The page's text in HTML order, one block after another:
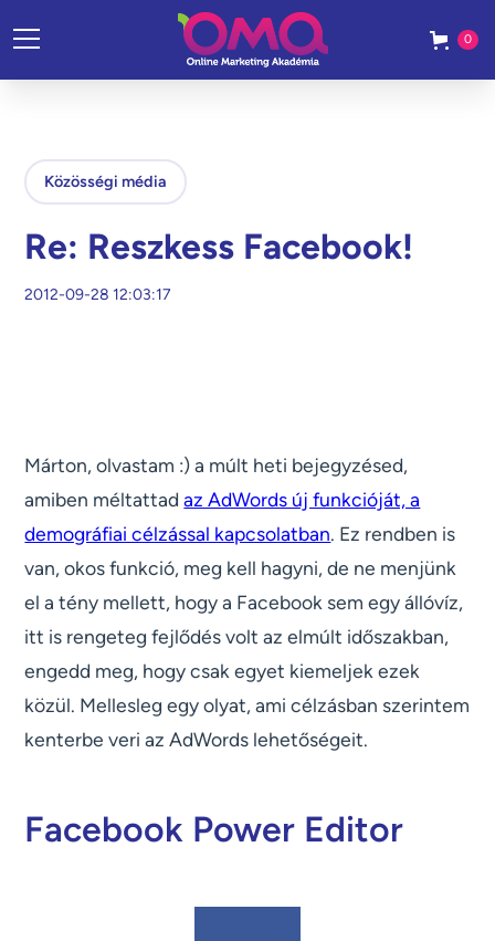
0
Közösségi média
Re: Reszkess Facebook!
2012-09-28 12:03:17
Márton, olvastam :) a múlt heti bejegyzésed,
amiben méltattadaz AdWords új funkcióját, a
demográfiai célzással kapcsolatban. Ez rendben is
van, okos funkció, meg kell hagyni, de ne menjünk
el a tény mellett, hogy a Facebook sem egy állóvíz,
itt is rengeteg fejlődés volt az elmúlt időszakban,
engedd meg, hogy csak egyet kiemeljek ezek
közül. Mellesleg egy olyat, ami célzásban szerintem
kenterbe veri az AdWords lehetőségeit.
Facebook Power Editor